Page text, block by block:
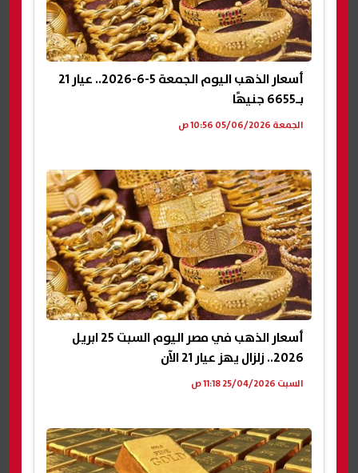
أسعار الذهب اليوم الجمعة 5-6-2026.. عيار 21
بـ6655 جنيهًا
الجمعة 05/06/2026 10:56 ص
أسعار الذهب في مصر اليوم السبت 25 ابريل
2026.. زلزال يهز عيار 21 الآن
السبت 25/04/2026 11:18 ص